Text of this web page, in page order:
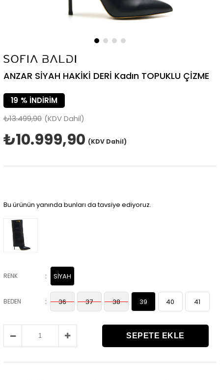
ANZAR SİYAH HAKİKİ DERİ Kadın TOPUKLU ÇİZME
%
19
İNDIRIM
₺13.499,90 (KDV Dahil)
₺10.999,90 (KDV Dahil)
Bu ürünün yanında bunları da tavsiye ediyoruz.
RENK : SİYAH
BEDEN : 36 37 38 39 40 41